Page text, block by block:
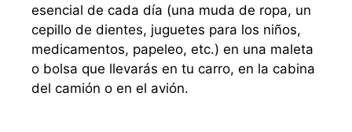
esencial de cada día (una muda de ropa, un
cepillo de dientes, juguetes para los niños,
medicamentos, papeleo, etc.) en una maleta
o bolsa que llevarás en tu carro, en la cabina
del camión o en el avión.